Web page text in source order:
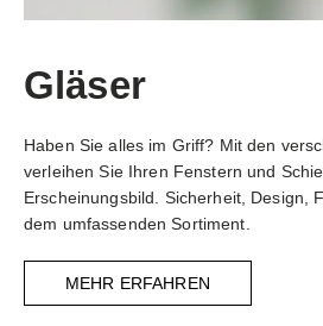
Gläser
Haben Sie alles im Griff? Mit den
verleihen Sie Ihren Fenstern und
Erscheinungsbild. Sicherheit, Design,
dem umfassenden Sortiment.
MEHR ERFAHREN